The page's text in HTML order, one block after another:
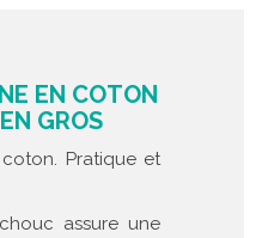
EN COTON
GROS
Pratique et
assure une